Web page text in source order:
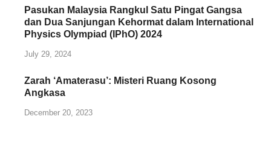
Pasukan Malaysia Rangkul Satu Pingat Gangsa
dan Dua Sanjungan Kehormat dalam International
Physics Olympiad (IPhO) 2024
July 29, 2024
Zarah ‘Amaterasu’: Misteri Ruang Kosong
Angkasa
December 20, 2023